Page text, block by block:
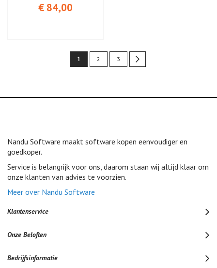
€ 84,00
Pagina
U1 Pagina
2 Pagina
3
Nandu Software maakt software kopen eenvoudiger en
goedkoper.
Service is belangrijk voor ons, daarom staan wij altijd klaar om
onze klanten van advies te voorzien.
Meer over Nandu Software
Klantenservice
Onze Beloften
Bedrijfsinformatie